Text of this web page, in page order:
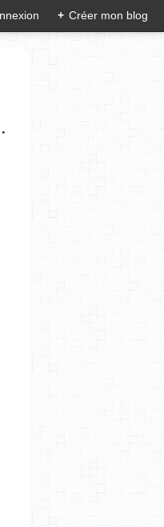
+ Créer mon blog
je vous en remercie vivement. Je rends hommage à mon mari qui oeuvre à mes côtés , qui m'aide à réaliser mes rêves. Prenez bien soin de vous et à très bientôt!